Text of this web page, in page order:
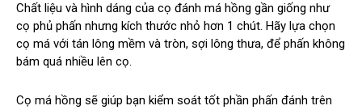
Chất liệu và hình dáng của cọ đánh má hồng gần giống như
cọ phủ phấn nhưng kích thước nhỏ hơn 1 chút. Hãy lựa chọn
cọ má với tán lông mềm và tròn, sợi lông thưa, để phấn không
bám quá nhiều lên cọ.
Cọ má hồng sẽ giúp bạn kiểm soát tốt phần phấn đánh trên